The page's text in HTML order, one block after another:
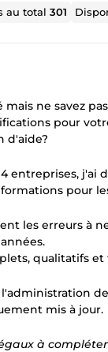
au total301
ne savez
pour
d'aide?
entreprises,
pour
les erreurs à
qualitatifs
mis à jour.
à